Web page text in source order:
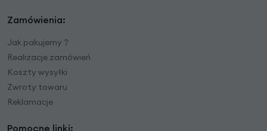
Zamówienia:
Jak pakujemy ?
Realizacje zamówień
Koszty wysyłki
Zwroty towaru
Reklamacje
Pomocne linki: